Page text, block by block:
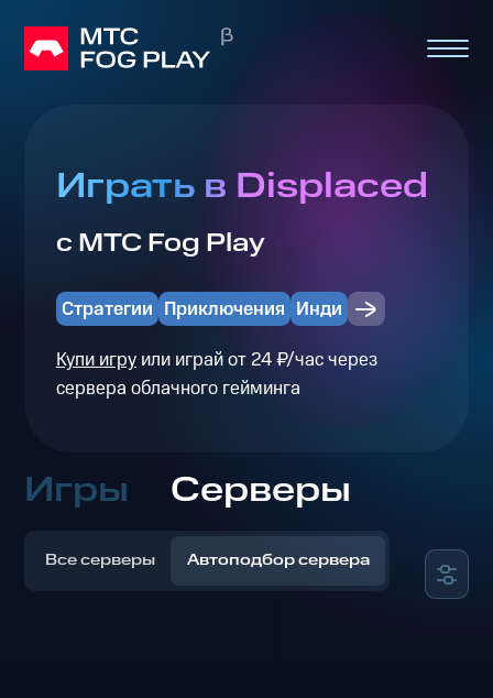
Играть в Displaced
с МТС Fog Play
Стратегии Приключения Инди
Купи игруили играй от 24 ₽/час через
сервера облачного гейминга
Игры Серверы
Все серверы Автоподбор сервера